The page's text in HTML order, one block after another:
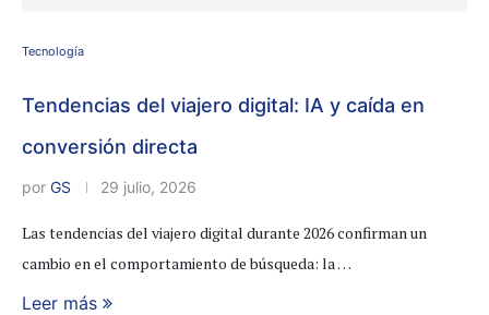
Tecnología
Tendencias del viajero digital: IA y caída en
conversión directa
por GS 29 julio, 2026
Las tendencias del viajero digital durante 2026 confirman un
cambio en el comportamiento de búsqueda: la …
Leer más